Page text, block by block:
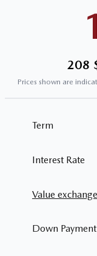
208
Prices shown are
Term
Interest Rate
Value exchange
Down Payment